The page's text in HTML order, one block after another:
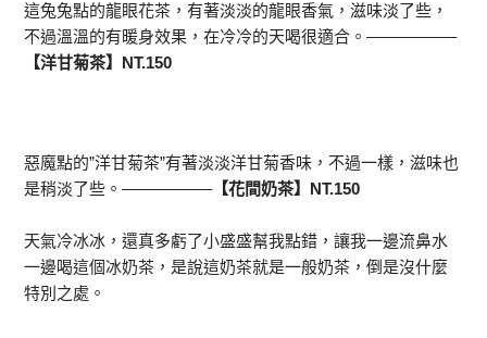
這兔兔點的龍眼花茶，有著淡淡的龍眼香氣，滋味淡了些，
不過溫溫的有暖身效果，在冷冷的天喝很適合。—————–
【洋甘菊茶】NT.150
惡魔點的”洋甘菊茶”有著淡淡洋甘菊香味，不過一樣，滋味也
是稍淡了些。—————–【花間奶茶】NT.150
天氣冷冰冰，還真多虧了小盛盛幫我點錯，讓我一邊流鼻水
一邊喝這個冰奶茶，是說這奶茶就是一般奶茶，倒是沒什麼
特別之處。